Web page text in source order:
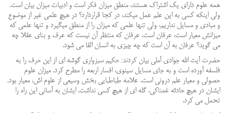
همه علوم دارای یک اشتراک هستند، منطق میزان فکر است و ادبیات میزان بیان است.
ولی اینکه کسی به این علم عمل میکند، در کجا قراردارد؟ در هیچ علمی غیر از موضوع
و مبادی و مسایل نداریم، ولی تنها علمی که میزان را از منطق میگیرد و تنها علمی که
میزانش معیار است، عرفان است. عرفان که منتظر آن نیست که عرف و بنای عقلا چه
می گوید؟ عرفان به آن است که چه چیزی به انسان القا می شود.
حضرت آیت الله جوادی آملی بیان کردند: حکیم سبزواری گوشه ای از این حرف را به
فلسفه آورده است و به جای مسایل سینوی، افسار اربعه را مطرح کرد. میزان علوم
حصولی و معیار علم درونی است. علامه طباطبایی بخش وسیعی از علوم اش، معیار بود.
ایشان در هیچ حادثه غمناکی، گله ای از هیچ کسی نداشت. ایشان به آسانی این راه را
تحمل می کرد.